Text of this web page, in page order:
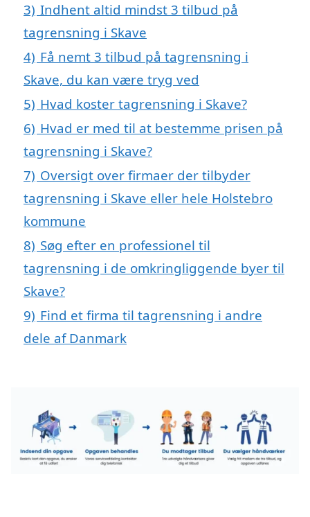
3) Indhent altid mindst 3 tilbud på
tagrensning i Skave
4) Få nemt 3 tilbud på tagrensning i
Skave, du kan være tryg ved
5) Hvad koster tagrensning i Skave?
6) Hvad er med til at bestemme prisen på
tagrensning i Skave?
7) Oversigt over firmaer der tilbyder
tagrensning i Skave eller hele Holstebro
kommune
8) Søg efter en professionel til
tagrensning i de omkringliggende byer til
Skave?
9) Find et firma til tagrensning i andre
dele af Danmark